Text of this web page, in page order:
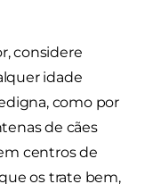
considere
idade
como por
de cães
centros de
os trate bem,